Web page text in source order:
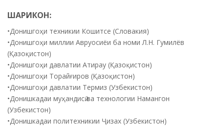
ШАРИКОН:
•Донишгоҳи техникии Кошитсе (Словакия)
•Донишгоҳи миллии Авруосиёи ба номи Л.Н. Гумилёв
(Қазоқистон)
•Донишгоҳи давлатии Атирау (Қазоқистон)
•Донишгоҳи Торайғиров (Қазоқистон)
•Донишгоҳи давлатии Термиз (Узбекистон)
•Донишкадаи муҳандисӣ ва технологии Намангон
(Узбекистон)
•Донишкадаи политехникии Ҷизах (Узбекистон)